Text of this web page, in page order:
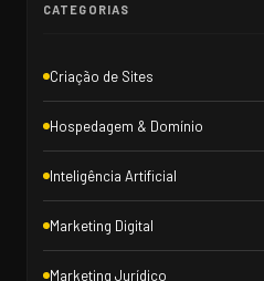
CATEGORIAS
Criação de Sites
Hospedagem & Domínio
Inteligência Artificial
Marketing Digital
Marketing Jurídico